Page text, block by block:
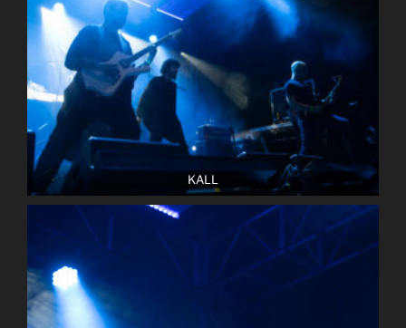
KALL